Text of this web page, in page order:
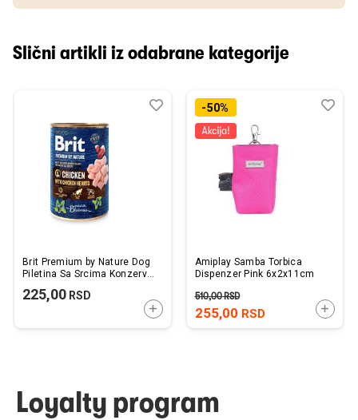
Slični artikli iz odabrane kategorije
Brit Premium by Nature Dog
Piletina Sa Srcima Konzerva
225,00 RSD
DODAJTE U KORPU
Dodaj
Uporedi-50%
Amiplay Samba Torbica
Dispenzer Pink 6x2x11cm
255,00 RSD
510,00RSD
Loyalty program